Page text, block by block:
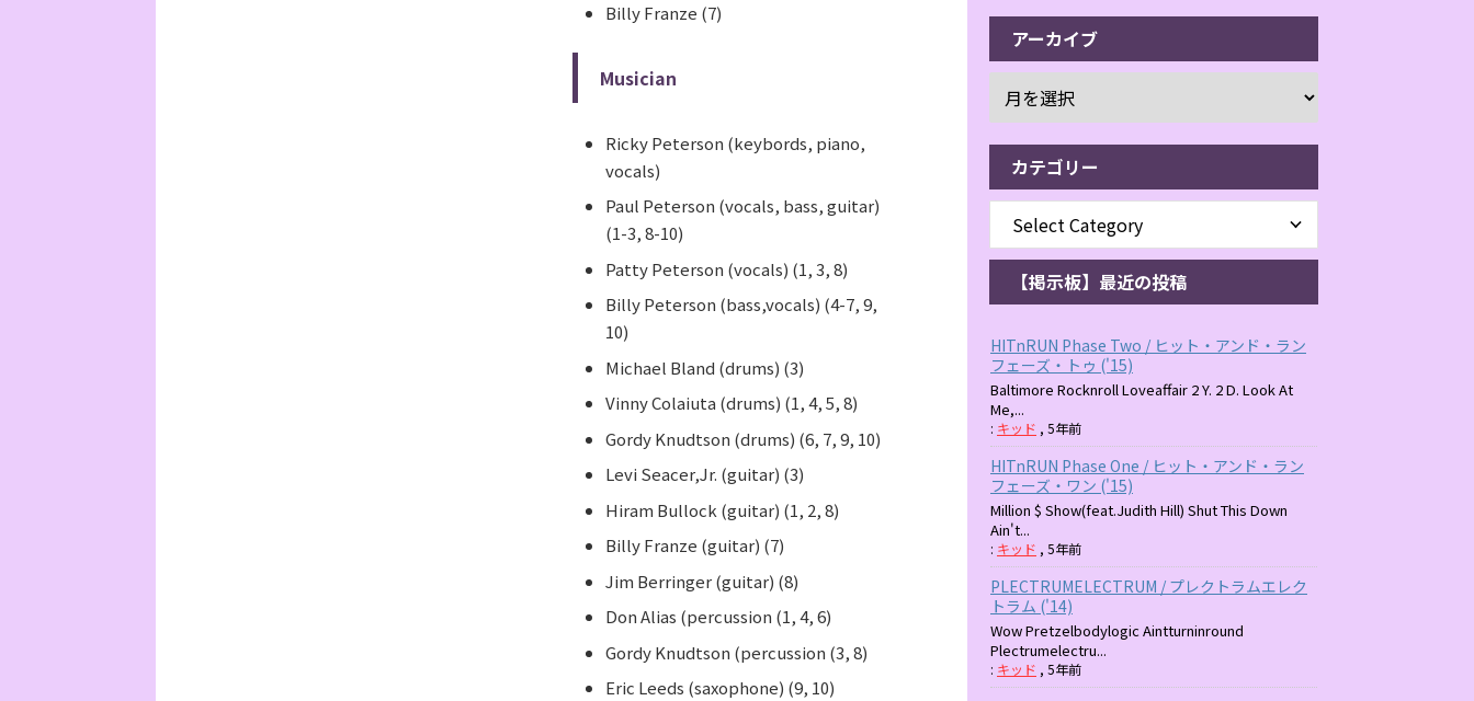
Billy Franze (7)
Musician
Ricky Peterson (keybords, piano,
vocals)
Paul Peterson (vocals, bass, guitar)
(1-3, 8-10)
Patty Peterson (vocals) (1, 3, 8)
Billy Peterson (bass,vocals) (4-7, 9,
10)
Michael Bland (drums) (3)
Vinny Colaiuta (drums) (1, 4, 5, 8)
Gordy Knudtson (drums) (6, 7, 9, 10)
Levi Seacer,Jr. (guitar) (3)
Hiram Bullock (guitar) (1, 2, 8)
Billy Franze (guitar) (7)
Jim Berringer (guitar) (8)
Don Alias (percussion (1, 4, 6)
Gordy Knudtson (percussion (3, 8)
Eric Leeds (saxophone) (9, 10)
アーカイブ
カテゴリー
【掲示板】最近の投稿
HITnRUN Phase Two / ヒット・アンド・ラン
フェーズ・トゥ ('15)
Baltimore Rocknroll Loveaffair 2 Y. 2 D. Look At
Me,...
: キッド , 5年前
HITnRUN Phase One / ヒット・アンド・ラン
フェーズ・ワン ('15)
Million $ Show(feat.Judith Hill) Shut This Down
Ain't...
: キッド , 5年前
PLECTRUMELECTRUM / プレクトラムエレク
トラム ('14)
Wow Pretzelbodylogic Aintturninround
Plectrumelectru...
: キッド , 5年前